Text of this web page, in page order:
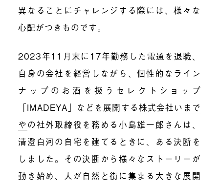
異なることにチャレンジする際には、様々な
心配がつきものです。
2023年11月末に17年勤務した電通を退職、
自身の会社を経営しながら、個性的なライン
ナップのお酒を扱うセレクトショップ
「IMADEYA」などを展開する株式会社いまで
やの社外取締役を務める小島雄一郎さんは、
清澄白河の自宅を建てるときに、ある決断を
しました。その決断から様々なストーリーが
動き始め、人が自然と街に集まる大きな展開